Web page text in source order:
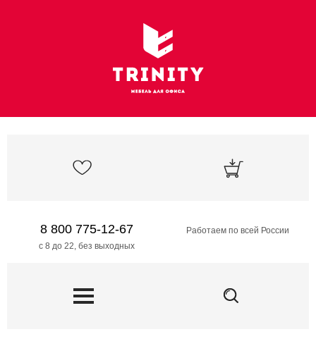
8 800 775-12-67
с 8 до 22, без выходных
Работаем по всей России